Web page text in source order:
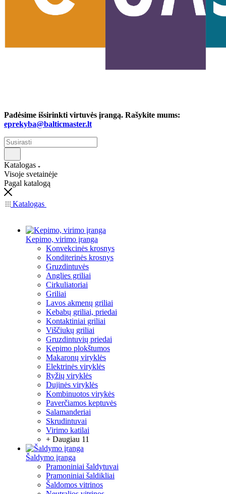
Padėsime išsirinkti virtuvės įrangą. Rašykite mums:
eprekyba@balticmaster.lt
Katalogas
Visoje svetainėje
Pagal katalogą
Katalogas
Kepimo, virimo įranga
Konvekcinės krosnys
Konditerinės krosnys
Gruzdintuvės
Anglies griliai
Cirkuliatoriai
Griliai
Lavos akmenų griliai
Kebabų griliai, priedai
Kontaktiniai griliai
Viščiukų griliai
Gruzdintuvių priedai
Kepimo plokštumos
Makaronų viryklės
Elektrinės viryklės
Ryžių viryklės
Dujinės viryklės
Kombinuotos virykės
Paverčiamos keptuvės
Salamanderiai
Skrudintuvai
Virimo katilai
+ Daugiau 11
Šaldymo įranga
Pramoniniai šaldytuvai
Pramoniniai šaldikliai
Šaldomos vitrinos